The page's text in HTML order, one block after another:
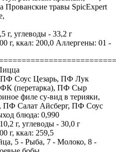
травы SpicExpert
г, углеводы - 33,2 г
г, ккал: 200,0 Аллергены: 01 -
Соус Цезарь, ПФ Лук
ФК (перетарка), ПФ Сыр
филе су-вид в терияки,
ПФ Салат Айсберг, ПФ Соус
блюда: 0,990
г, углеводы - 30,0 г
г, ккал: 259,5
5 - Рыба, 7 - Молоко, 8 -